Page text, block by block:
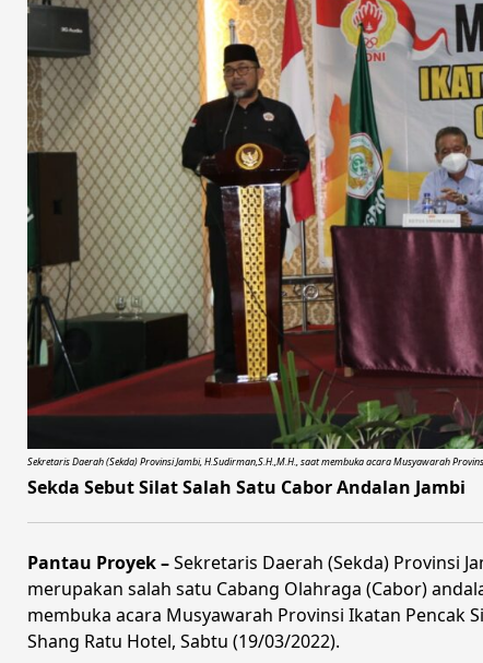
Sekretaris Daerah (Sekda) Provinsi Jambi, H.Sudirman,S.H.,M.H., saat membuka acara Musyawarah
Sekda Sebut Silat Salah Satu Cabor Andalan Jambi
Pantau Proyek –Sekretaris Daerah (Sekda) Provinsi
merupakan salah satu Cabang Olahraga (Cabor)
membuka acara Musyawarah Provinsi Ikatan Pencak
Shang Ratu Hotel, Sabtu (19/03/2022).